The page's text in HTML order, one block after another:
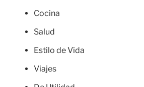
Cocina
Salud
Estilo de Vida
Viajes